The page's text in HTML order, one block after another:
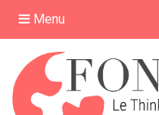
Menu
ACCUEIL